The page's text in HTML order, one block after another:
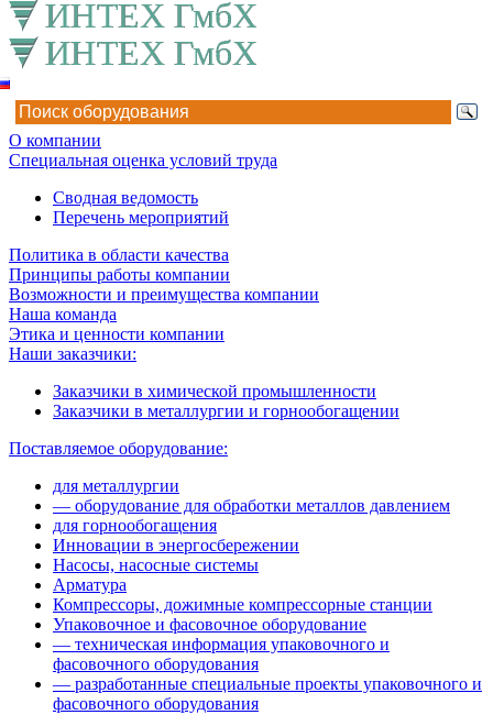
О компании
Специальная оценка условий труда
Сводная ведомость
Перечень мероприятий
Политика в области качества
Принципы работы компании
Возможности и преимущества компании
Наша команда
Этика и ценности компании
Наши заказчики:
Заказчики в химической промышленности
Заказчики в металлургии и горнообогащении
Поставляемое оборудование:
для металлургии
— оборудование для обработки металлов давлением
для горнообогащения
Инновации в энергосбережении
Насосы, насосные системы
Арматура
Компрессоры, дожимные компрессорные станции
Упаковочное и фасовочное оборудование
— техническая информация упаковочного и
фасовочного оборудования
— разработанные специальные проекты упаковочного и
фасовочного оборудования